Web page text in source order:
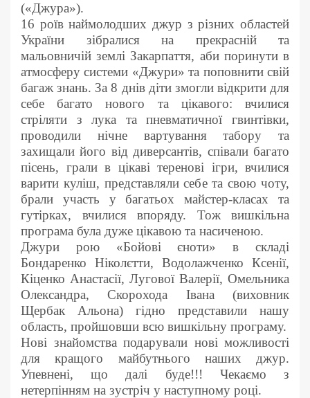
(«Джура»).
16 роїв наймолодших джур з різних областей
України зібралися на прекрасній та
мальовничій землі Закарпаття, аби поринути в
атмосферу системи «Джури» та поповнити свій
багаж знань. За 8 днів діти змогли відкрити для
себе багато нового та цікавого: вчилися
стріляти з лука та пневматичної гвинтівки,
проводили нічне вартування табору та
захищали його від диверсантів, співали багато
пісень, грали в цікаві теренові ігри, вчилися
варити куліш, представляли себе та свою чоту,
брали участь у багатьох майстер-класах та
гутірках, вчилися впоряду. Тож вишкільна
програма була дуже цікавою та насиченою.
Джури рою «Бойові єноти» в складі
Бондаренко Ніколєтти, Водолажченко Ксенії,
Кіценко Анастасії, Лугової Валерії, Омельника
Олександра, Скорохода Івана (виховник
Щербак Альона) гідно представили нашу
область, пройшовши всю вишкільну програму.
Нові знайомства подарували нові можливості
для кращого майбутнього наших джур.
Упевнені, що далі буде!!! Чекаємо з
нетерпінням на зустріч у наступному році.